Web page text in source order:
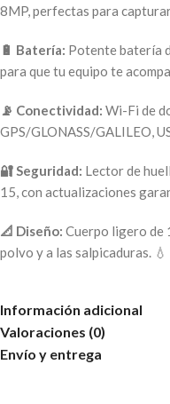
8MP, perfectas para
🔋 Batería: Potente batería
para que tu equipo te
📡 Conectividad: Wi-Fi de
GPS/GLONASS/GALILEO,
🔐 Seguridad: Lector de
15, con actualizaciones
📐 Diseño: Cuerpo ligero de
polvo y a las salpicaduras. 💧
Información adicional
Valoraciones (0)
Envío y entrega